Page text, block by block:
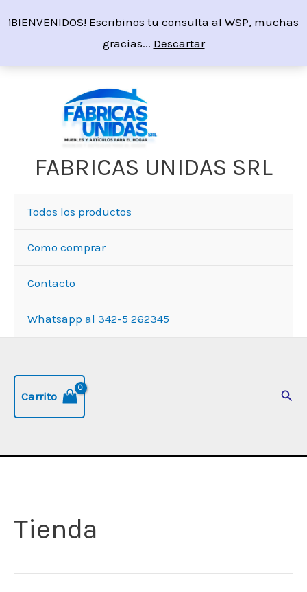
¡BIENVENIDOS! Escribinos tu consulta al WSP, muchas
gracias... Descartar
FABRICAS UNIDAS SRL
Todos los productos
Como comprar
Contacto
Whatsapp al 342-5 262345
Carrito
Tienda